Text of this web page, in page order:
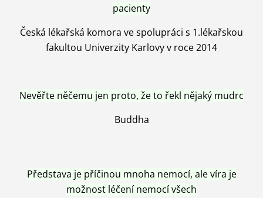
pacienty
Česká lékařská komora ve spolupráci s 1.lékařskou
fakultou Univerzity Karlovy v roce 2014
Nevěřte něčemu jen proto, že to řekl nějaký mudrc
Buddha
Představa je příčinou mnoha nemocí, ale víra je
možnost léčení nemocí všech